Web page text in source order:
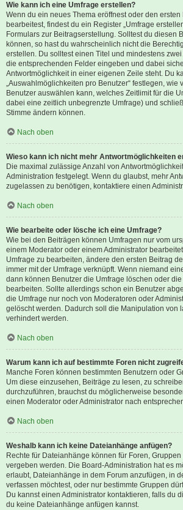
Wie kann ich eine Umfrage erstellen?
Wenn du ein neues Thema eröffnest oder den
bearbeitest, findest du ein Register „Umfrage
Formulars zur Beitragserstellung. Solltest du diesen
können, so hast du wahrscheinlich nicht die
erstellen. Du solltest einen Titel und mindestens
die entsprechenden Felder eingeben und dabei
Antwortmöglichkeit in einer eigenen Zeile steht. Du
„Auswahlmöglichkeiten pro Benutzer“ festlegen, wie
Benutzer auswählen kann, welches Zeitlimit für die
dabei eine zeitlich unbegrenzte Umfrage) und
Stimme ändern können.
Nach oben
Wieso kann ich nicht mehr Antwortmöglichkeiten
Die maximal zulässige Anzahl von
Administration festgelegt. Wenn du glaubst, mehr
zugelassen zu benötigen, kontaktiere einen
Nach oben
Wie bearbeite oder lösche ich eine Umfrage?
Wie bei den Beiträgen können Umfragen nur vom
einem Moderator oder einem Administrator
Umfrage zu bearbeiten, ändere den ersten Beitrag
immer mit der Umfrage verknüpft. Wenn niemand
dann können Benutzer die Umfrage löschen oder
bearbeiten. Sollte allerdings schon ein Benutzer
die Umfrage nur noch von Moderatoren oder
gelöscht werden. Dadurch soll die Manipulation von
verhindert werden.
Nach oben
Warum kann ich auf bestimmte Foren nicht
Manche Foren können bestimmten Benutzern oder
Um diese einzusehen, Beiträge zu lesen, zu
durchzuführen, brauchst du möglicherweise
einen Moderator oder Administrator nach
Nach oben
Weshalb kann ich keine Dateianhänge anfügen?
Rechte für Dateianhänge können für Foren,
vergeben werden. Die Board-Administration hat es
erlaubt, Dateianhänge in dem Forum anzufügen, in
verfassen möchtest, oder nur bestimmte Gruppen
Du kannst einen Administrator kontaktieren, falls du
du keine Dateianhänge anfügen kannst.